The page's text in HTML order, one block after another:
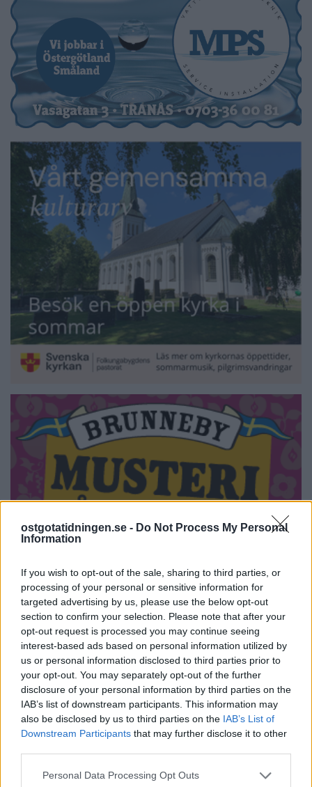
ostgotatidningen.se - Do Not Process My Personal
Information
If you wish to opt-out of the sale, sharing to third parties, or
processing of your personal or sensitive information for
targeted advertising by us, please use the below opt-out
section to confirm your selection. Please note that after your
opt-out request is processed you may continue seeing
interest-based ads based on personal information utilized by
us or personal information disclosed to third parties prior to
your opt-out. You may separately opt-out of the further
disclosure of your personal information by third parties on the
IAB’s list of downstream participants. This information may
also be disclosed by us to third parties on the IAB’s List of
Downstream Participants that may further disclose it to other
Personal Data Processing Opt Outs
PÅ STARTSIDAN JUST NU